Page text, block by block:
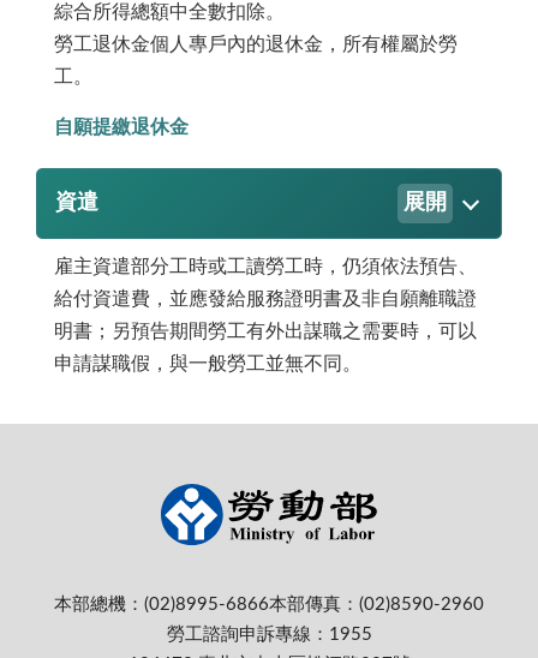
綜合所得總額中全數扣除。
勞工退休金個人專戶內的退休金，所有權屬於勞
工。
自願提繳退休金
資遣 展開
雇主資遣部分工時或工讀勞工時，仍須依法預告、
給付資遣費，並應發給服務證明書及非自願離職證
明書；另預告期間勞工有外出謀職之需要時，可以
申請謀職假，與一般勞工並無不同。
本部總機：(02)8995-6866本部傳真：(02)8590-2960
勞工諮詢申訴專線：1955